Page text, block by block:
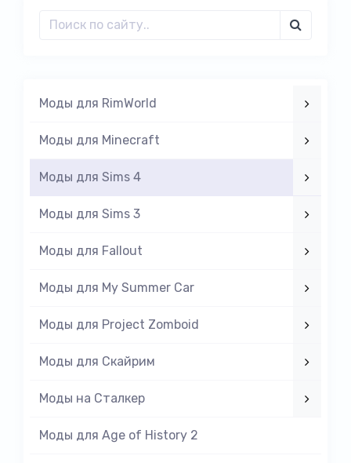
Моды для RimWorld
Моды для Minecraft
Моды для Sims 4
Моды для Sims 3
Моды для Fallout
Моды для My Summer Car
Моды для Project Zomboid
Моды для Скайрим
Моды на Cталкер
Моды для Age of History 2